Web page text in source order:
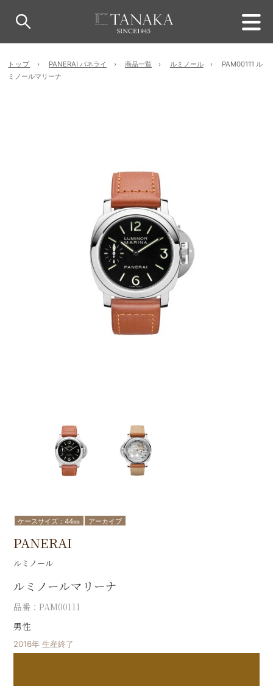
トップ PANERAI パネライ 商品一覧 ルミノール
PAM00111 ル
ミノールマリーナ
ケースサイズ：44㎜ アーカイブ
PANERAI
ルミノール
ルミノールマリーナ
品番：PAM00111
男性
2016年 生産終了